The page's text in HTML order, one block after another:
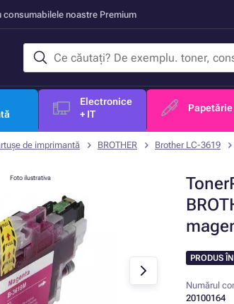
consumabilele noastre Premium
Electronice
+ IT
Papetărie
de imprimantă BROTHER Brother LC-3619
Foto ilustrativa
PRODUS
Numărul
20100164